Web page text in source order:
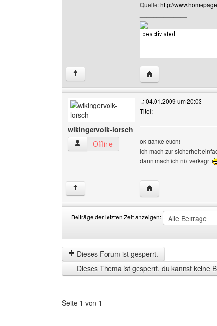
Quelle:http://
↑ Website dieses
wikingervolk-lorsch
wikingervolk-lorsch Benutzer-Profile anzeigen
Offline
04.01.2009 um 20:03
Titel:
ok danke euch!
Ich mach zur sicherheit
dann mach ich nix verkegrt
↑ Website dieses
Beiträge der letzten Zeit anzeigen:
der
letzten
Zeit
anzeigen
by
Dieses Forum ist gesperrt.
Dieses Thema ist gesperrt, du kannst keine
Seite 1 von 1